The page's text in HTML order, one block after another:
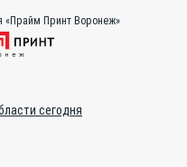
«Прайм Принт Воронеж»
сегодня